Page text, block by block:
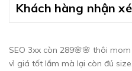
Khách hàng nhận
SEO 3xx còn 289🌸🌸 thôi
vì giá tốt lắm mà lại còn đủ